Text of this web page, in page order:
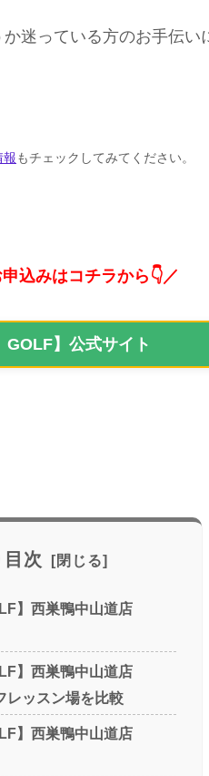
か迷っている方のお手伝い
報もチェックしてみてください。
込みはコチラから👇／
】公式サイト
目次
】西巣鴨中山道店
】西巣鴨中山道店
レッスン場を比較
】西巣鴨中山道店